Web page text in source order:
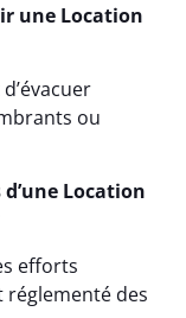
une Location
ou
Location
efforts
des